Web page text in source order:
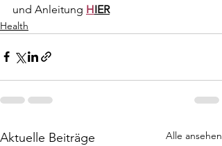
und Anleitung HIER
Health
Aktuelle Beiträge Alle ansehen